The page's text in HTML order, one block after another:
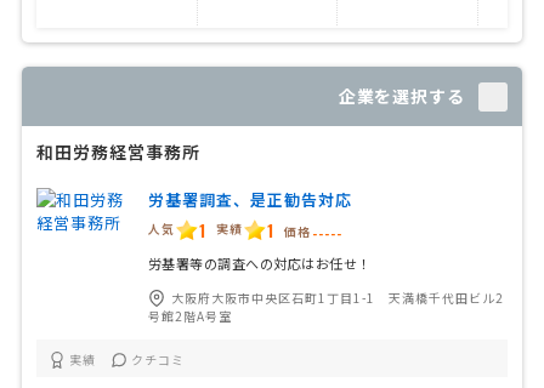
企業を選択する
和田労務経営事務所
労基署調査、是正勧告対応
人気 1 実績 1 価格 -----
労基署等の調査への対応はお任せ！
大阪府大阪市中央区石町1丁目1-1 天満橋千代田ビル2
号館2階A号室
実績 クチコミ